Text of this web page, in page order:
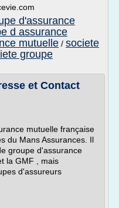
d'assurance
d assurance
mutuelle / societe
groupe
et Contact
mutuelle française
du Mans Assurances. Il
groupe d'assurance
la GMF , mais
d'assureurs